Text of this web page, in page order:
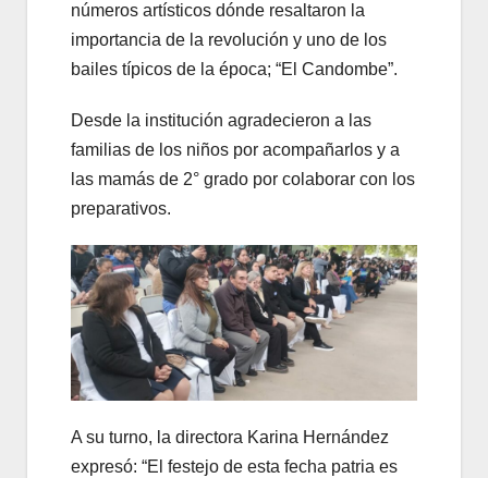
números artísticos dónde resaltaron la
importancia de la revolución y uno de los
bailes típicos de la época; “El Candombe”.
Desde la institución agradecieron a las
familias de los niños por acompañarlos y a
las mamás de 2° grado por colaborar con los
preparativos.
A su turno, la directora Karina Hernández
expresó: “El festejo de esta fecha patria es